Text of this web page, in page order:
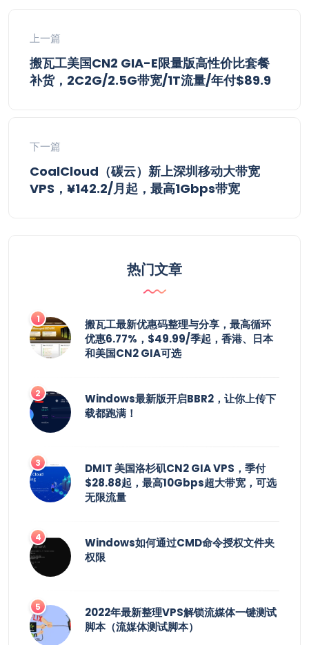
上一篇
搬瓦工美国CN2 GIA-E限量版高性价比套餐
补货，2C2G/2.5G带宽/1T流量/年付$89.9
下一篇
CoalCloud（碳云）新上深圳移动大带宽
VPS，¥142.2/月起，最高1Gbps带宽
热门文章
搬瓦工最新优惠码整理与分享，最高循环
优惠6.77%，$49.99/季起，香港、日本
和美国CN2 GIA可选
Windows最新版开启BBR2，让你上传下
载都跑满！
DMIT 美国洛杉矶CN2 GIA VPS，季付
$28.88起，最高10Gbps超大带宽，可选
无限流量
Windows如何通过CMD命令授权文件夹
权限
2022年最新整理VPS解锁流媒体一键测试
脚本（流媒体测试脚本）